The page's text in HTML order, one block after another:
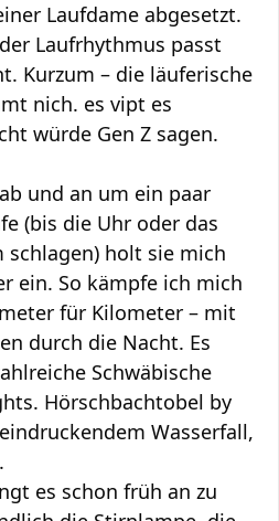
Laufdame abgesetzt.
Laufrhythmus passt
Kurzum – die läuferische
nich. es vipt es
würde Gen Z sagen.
und an um ein paar
(bis die Uhr oder das
schlagen) holt sie mich
ein. So kämpfe ich mich
für Kilometer – mit
durch die Nacht. Es
Schwäbische
Hörschbachtobel by
Wasserfall,
es schon früh an zu